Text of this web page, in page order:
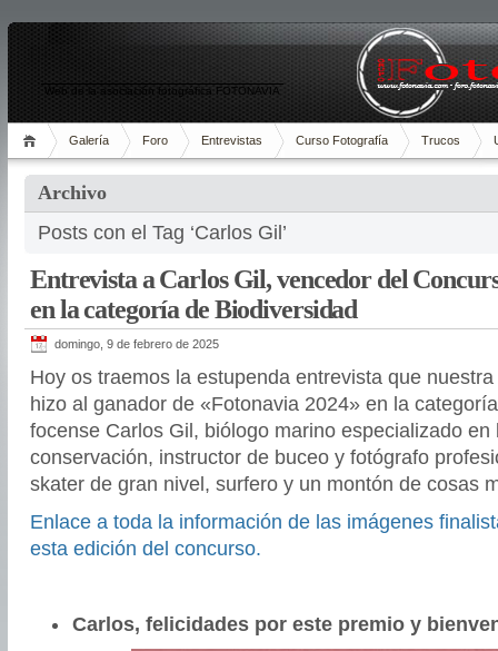
Web de la asociación fotográfica FOTONAVIA
Galería Foro Entrevistas Curso Fotografía Trucos
Archivo
Posts con el Tag ‘Carlos Gil’
Entrevista a Carlos Gil, vencedor del
en la categoría de Biodiversidad
domingo, 9 de febrero de 2025
Hoy os traemos la estupenda entrevista que
hizo al ganador de «Fotonavia 2024» en la
focense Carlos Gil, biólogo marino especializado en
conservación, instructor de buceo y fotógrafo
skater de gran nivel, surfero y un montón de cosas
Enlace a toda la información de las imágenes
esta edición del concurso.
Carlos, felicidades por este premio y